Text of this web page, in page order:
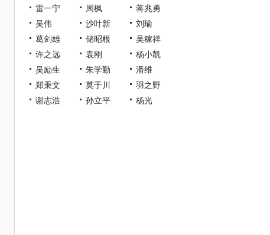
雷一宁
周枫
蒋兆勇
吴伟
沙叶新
刘瑜
葛剑雄
储昭根
吴稼祥
许之远
袁刚
杨小凯
吴励生
朱学勤
潘维
郑秉文
莫于川
羽之野
谢志浩
孙立平 杨光